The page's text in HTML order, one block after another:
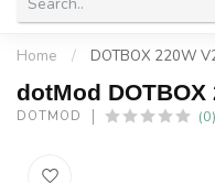
Home / DOTBOX 220W
dotMod DOTBOX
DOTMOD (0)